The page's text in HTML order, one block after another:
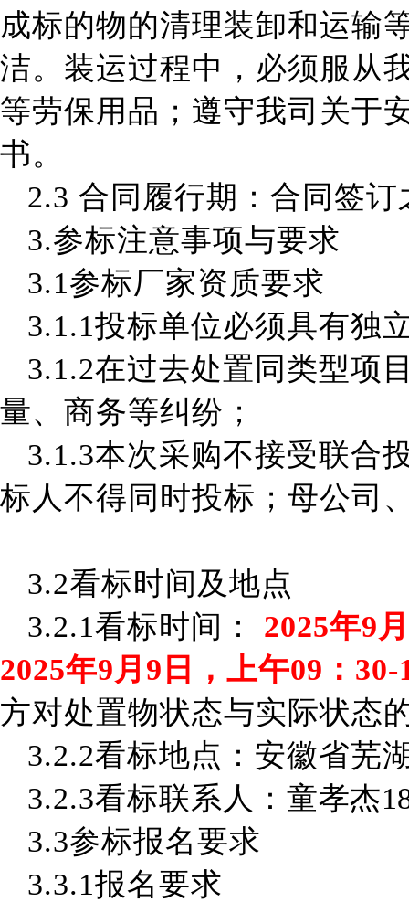
成标的物的清理装卸和运输
洁。装运过程中，必须服从
等劳保用品；遵守我司关于
书。
2.3 合同履行期：合同签
3.参标注意事项与要求
3.1参标厂家资质要求
3.1.1投标单位必须具有独
3.1.2在过去处置同类型项
量、商务等纠纷；
3.1.3本次采购不接受联合
标人不得同时投标；母公司
3.2看标时间及地点
3.2.1看标时间： 2025年9月
2025年9月 9 日 ， 上午09： 30-
方对处置物状态与实际状态
3.2.2看标地点：安徽省芜
3.2.3看标联系人： 童孝杰
3.3参标报名要求
3.3.1报名要求